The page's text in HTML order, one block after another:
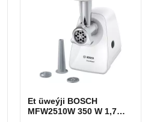
Et üweýji BOSCH
MFW2510W 350 W 1,7